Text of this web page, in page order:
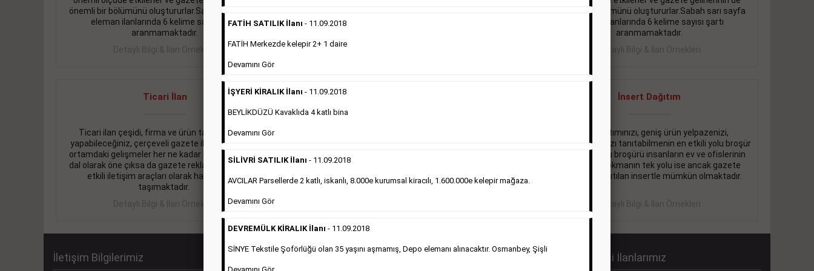
önemli bir bölümünü oluştururlar.Sabah sarı sayfa
eleman ilanlarında 6 kelime sayısı şartı
aranmamaktadır.
Detaylı Bilgi & İlan Örnekleri
eleman ilanlarında 6 kelime sayısı şartı
önemli bir bölümünü oluştururlar.Sabah sarı sayfa
eleman ilanlarında 6 kelime sayısı şartı
aranmamaktadır.
Detaylı Bilgi & İlan Örnekleri
Ticari İlan
Ticari ilan çeşidi, firma ve ürün tanıtımlarınızı
yapabileceğiniz, çerçeveli gazete ilanlarıdır. Dijital
ortamdaki gelişmeler her ne kadar ihtiyacın arttığı
dal olarak öne çıksa da gazete reklamları halen en
etkili iletişim araçları olarak hayati önem
taşımaktadır.
Detaylı Bilgi & İlan Örnekleri
ilanlara göre daha ekonomiktir.
İnsert Dağıtım
Firma tanıtımınızı, geniş ürün yelpazenizi,
promosyonlarınızı tanıtabilmenin en etkili yolu broşür
dağıtmaktır. Bu broşürü insanların ev ve ofislerinin
içine kadar sokmanın tek yolu ise ancak gazete
içerisinde dağıtılan insertle mümkün olmaktadır.
Detaylı Bilgi & İlan Örnekleri
İletişim Bilgilerimiz Kampanyalarımız Sabah Gazetesi İlanlarımız
FATİH SATILIK İlanı - 11.09.2018
FATİH Merkezde kelepir 2+ 1 daire
Devamını Gör
İŞYERİ KİRALIK İlanı - 11.09.2018
BEYLİKDÜZÜ Kavaklıda 4 katlı bina
Devamını Gör
SİLİVRİ SATILIK İlanı - 11.09.2018
AVCILAR Parsellerde 2 katlı, iskanlı, 8.000e kurumsal kiracılı, 1.600.000e kelepir mağaza.
Devamını Gör
DEVREMÜLK KİRALIK İlanı - 11.09.2018
SİNYE Tekstile Şoförlüğü olan 35 yaşını aşmamış, Depo elemanı alınacaktır. Osmanbey, Şişli